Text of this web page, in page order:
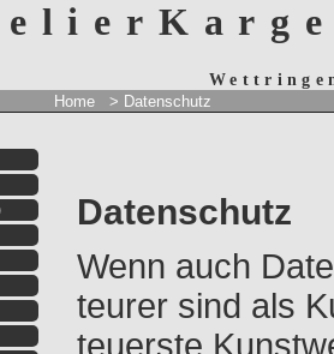
Home > Datenschutz
Datenschutz
Wenn auch
teurer sind als
teuerste